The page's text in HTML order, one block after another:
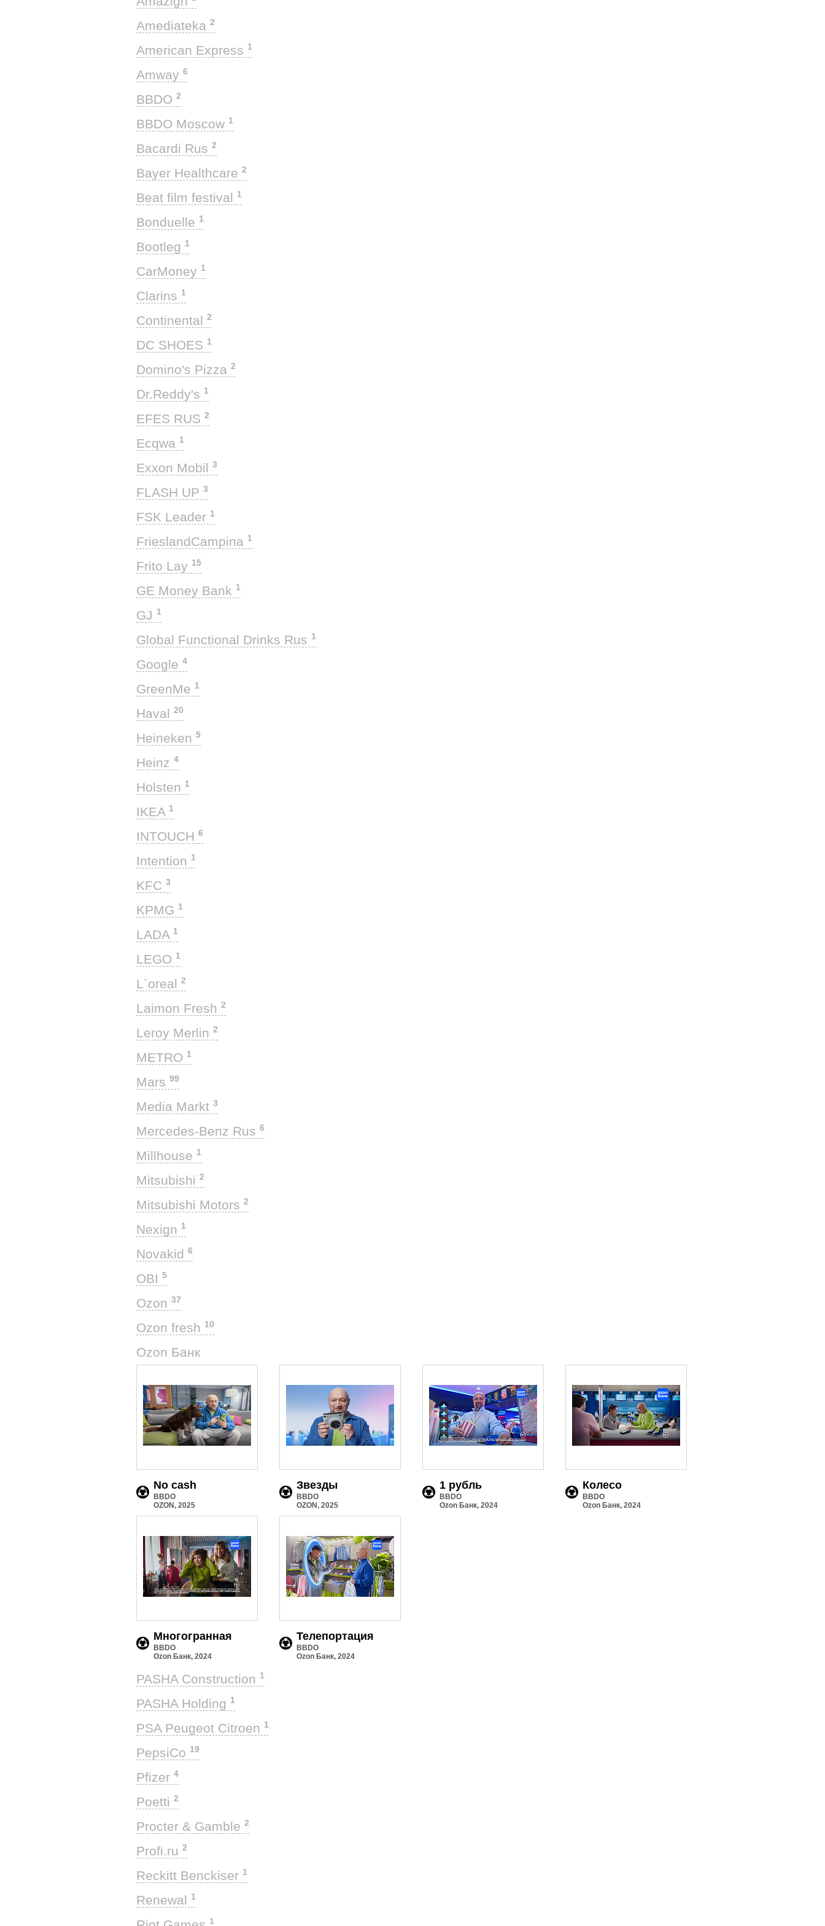
Amediateka 2
American Express 1
Amway 6
BBDO 2
BBDO Moscow 1
Bacardi Rus 2
Bayer Healthcare 2
Beat film festival 1
Bonduelle 1
Bootleg 1
CarMoney 1
Clarins 1
Continental 2
DC SHOES 1
Domino's Pizza 2
Dr.Reddy's 1
EFES RUS 2
Ecqwa 1
Exxon Mobil 3
FLASH UP 3
FSK Leader 1
FrieslandCampina 1
Frito Lay 15
GE Money Bank 1
GJ 1
Global Functional Drinks Rus 1
Google 4
GreenMe 1
Haval 20
Heineken 5
Heinz 4
Holsten 1
IKEA 1
INTOUCH 6
Intention 1
KFC 3
KPMG 1
LADA 1
LEGO 1
L`oreal 2
Laimon Fresh 2
Leroy Merlin 2
METRO 1
Mars 99
Media Markt 3
Mercedes-Benz Rus 6
Millhouse 1
Mitsubishi 2
Mitsubishi Motors 2
Nexign 1
Novakid 6
OBI 5
Ozon 37
Ozon fresh 10
Ozon Банк
No cash
BBDO
OZON, 2025
Звезды
BBDO
OZON, 2025
1 рубль
BBDO
Ozon Банк, 2024
Колесо
BBDO
Ozon Банк, 2024
Многогранная
BBDO
Ozon Банк, 2024
Телепортация
BBDO
Ozon Банк, 2024
PASHA Construction 1
PASHA Holding 1
PSA Peugeot Citroen 1
PepsiCo 19
Pfizer 4
Poetti 2
Procter & Gamble 2
Profi.ru 2
Reckitt Benckiser 1
Renewal 1
1